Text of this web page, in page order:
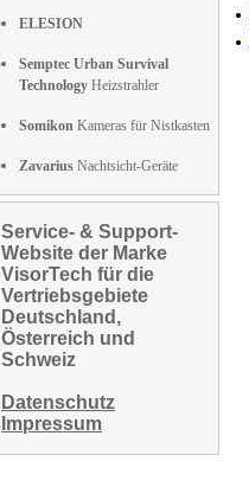
ELESION
Semptec Urban Survival
Technology Heizstrahler
Somikon Kameras für Nistkasten
Zavarius Nachtsicht-Geräte
Service- & Support-
Website der Marke
VisorTech für die
Vertriebsgebiete
Deutschland,
Österreich und
Schweiz
Datenschutz
Impressum